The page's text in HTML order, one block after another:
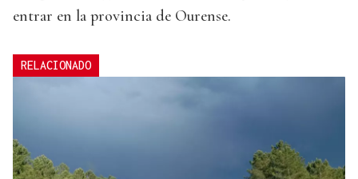
entrar en la provincia de Ourense.
RELACIONADO